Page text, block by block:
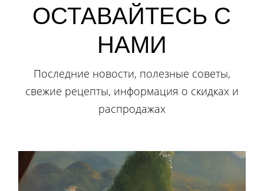
ОСТАВАЙТЕСЬ С
НАМИ
Последние новости, полезные советы,
свежие рецепты, информация о скидках и
распродажах